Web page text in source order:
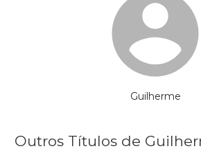
Guilherme
Outros Títulos de